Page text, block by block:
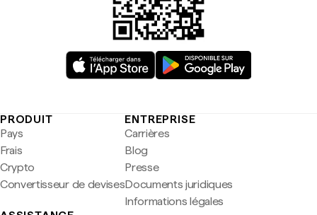
PRODUIT
Pays
Frais
Crypto
Convertisseur de devises
ENTREPRISE
Carrières
Blog
Presse
Documents juridiques
Informations légales